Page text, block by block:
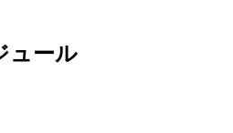
ュール